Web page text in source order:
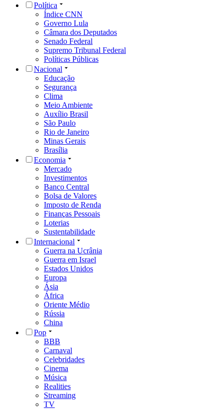
Política
Índice CNN
Governo Lula
Câmara dos Deputados
Senado Federal
Supremo Tribunal Federal
Políticas Públicas
Nacional
Educação
Segurança
Clima
Meio Ambiente
Auxílio Brasil
São Paulo
Rio de Janeiro
Minas Gerais
Brasília
Economia
Mercado
Investimentos
Banco Central
Bolsa de Valores
Imposto de Renda
Finanças Pessoais
Loterias
Sustentabilidade
Internacional
Guerra na Ucrânia
Guerra em Israel
Estados Unidos
Europa
Ásia
África
Oriente Médio
Rússia
China
Pop
BBB
Carnaval
Celebridades
Cinema
Música
Realities
Streaming
TV